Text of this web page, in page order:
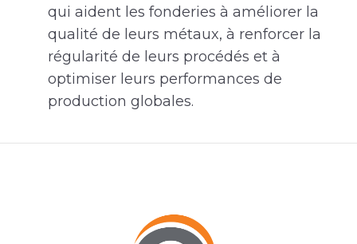
qui aident les fonderies à améliorer la
qualité de leurs métaux, à renforcer la
régularité de leurs procédés et à
optimiser leurs performances de
production globales.